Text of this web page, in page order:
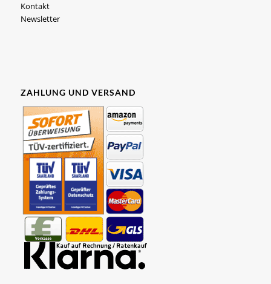
Kontakt
Newsletter
ZAHLUNG UND VERSAND